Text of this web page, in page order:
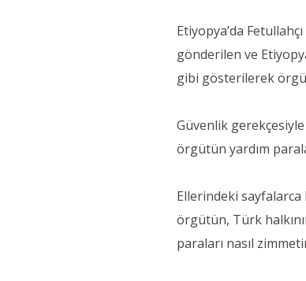
Etiyopya’da
gönderilen ve
gibi gösterilerek örgüt
Güvenlik
örgütün yardım
Ellerindeki sayfalarca
örgütün, Türk
paraları nasıl